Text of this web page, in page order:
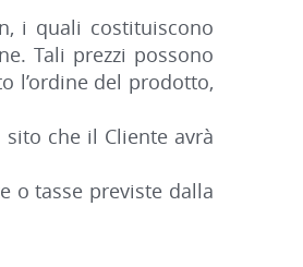
i quali costituiscono
Tali prezzi possono
l’ordine del prodotto,
che il Cliente avrà
o tasse previste dalla